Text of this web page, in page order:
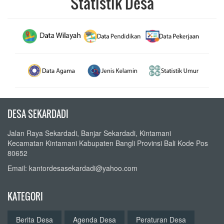
DESA SEKARDADI
Jalan Raya Sekardadi, Banjar Sekardadi, Kintamani
Kecamatan Kintamani Kabupaten Bangli Provinsi Bali Kode Pos
80652
Email: kantordesasekardadi@yahoo.com
KATEGORI
Berita Desa Agenda Desa Peraturan Desa